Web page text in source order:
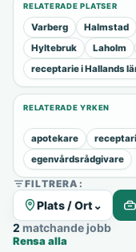
RELATERADE PLATSER
Varberg Halmstad
Hyltebruk
Laholm
receptarie i Hallands
RELATERADE YRKEN
apotekare
egenvårdsrådgivare
FILTRERA:
Plats / Ort ⌄
2 matchande jobb
Rensa alla